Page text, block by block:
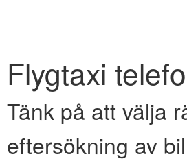
Flygtaxi
Tänk på att välja
eftersökning av